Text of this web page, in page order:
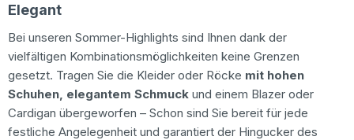
Elegant
Bei unseren Sommer-Highlights sind Ihnen dank der
vielfältigen Kombinationsmöglichkeiten keine Grenzen
gesetzt. Tragen Sie die Kleider oder Röcke mit hohen
Schuhen, elegantem Schmuck und einem Blazer oder
Cardigan übergeworfen – Schon sind Sie bereit für jede
festliche Angelegenheit und garantiert der Hingucker des